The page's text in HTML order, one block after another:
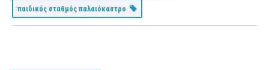
παιδικός σταθμός παλαιόκαστρο